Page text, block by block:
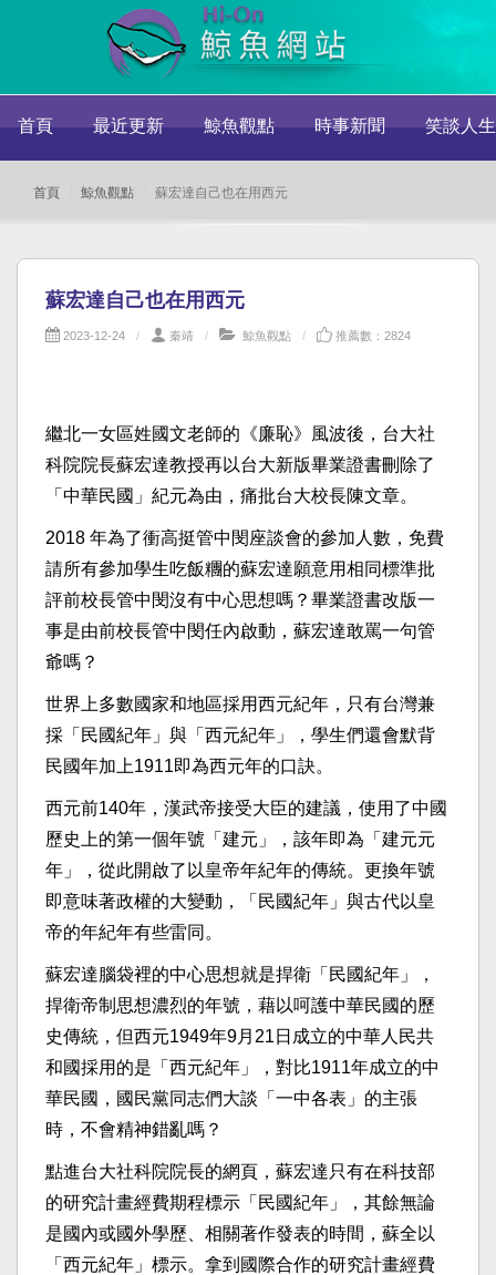
首頁 最近更新 鯨魚觀點 時事新聞 笑談人生
首頁 鯨魚觀點 蘇宏達自己也在用西元
蘇宏達自己也在用西元
2023-12-24 秦靖 鯨魚觀點 推薦數：2824
繼北一女區姓國文老師的《廉恥》風波後，台大社
科院院長蘇宏達教授再以台大新版畢業證書刪除了
「中華民國」紀元為由，痛批台大校長陳文章。
2018 年為了衝高挺管中閔座談會的參加人數，免費
請所有參加學生吃飯糰的蘇宏達願意用相同標準批
評前校長管中閔沒有中心思想嗎？畢業證書改版一
事是由前校長管中閔任內啟動，蘇宏達敢罵一句管
爺嗎？
世界上多數國家和地區採用西元紀年，只有台灣兼
採「民國紀年」與「西元紀年」，學生們還會默背
民國年加上1911即為西元年的口訣。
西元前140年，漢武帝接受大臣的建議，使用了中國
歷史上的第一個年號「建元」，該年即為「建元元
年」，從此開啟了以皇帝年紀年的傳統。更換年號
即意味著政權的大變動，「民國紀年」與古代以皇
帝的年紀年有些雷同。
蘇宏達腦袋裡的中心思想就是捍衛「民國紀年」，
捍衛帝制思想濃烈的年號，藉以呵護中華民國的歷
史傳統，但西元1949年9月21日成立的中華人民共
和國採用的是「西元紀年」，對比1911年成立的中
華民國，國民黨同志們大談「一中各表」的主張
時，不會精神錯亂嗎？
點進台大社科院院長的網頁，蘇宏達只有在科技部
的研究計畫經費期程標示「民國紀年」，其餘無論
是國內或國外學歷、相關著作發表的時間，蘇全以
「西元紀年」標示。拿到國際合作的研究計畫經費